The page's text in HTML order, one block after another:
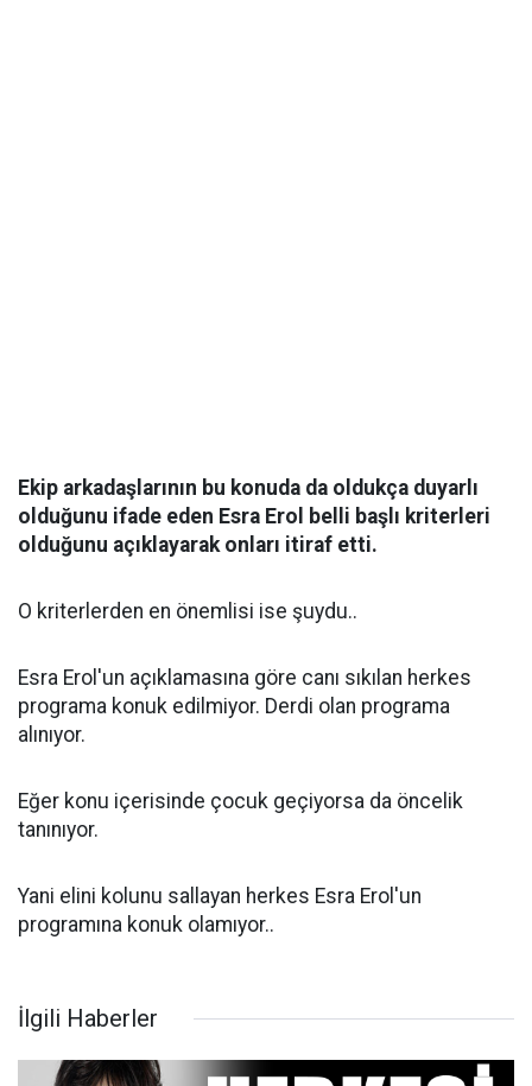
Ekip arkadaşlarının bu konuda da oldukça duyarlı
olduğunu ifade eden Esra Erol belli başlı kriterleri
olduğunu açıklayarak onları itiraf etti.
O kriterlerden en önemlisi ise şuydu..
Esra Erol'un açıklamasına göre canı sıkılan herkes
programa konuk edilmiyor. Derdi olan programa
alınıyor.
Eğer konu içerisinde çocuk geçiyorsa da öncelik
tanınıyor.
Yani elini kolunu sallayan herkes Esra Erol'un
programına konuk olamıyor..
İlgili Haberler